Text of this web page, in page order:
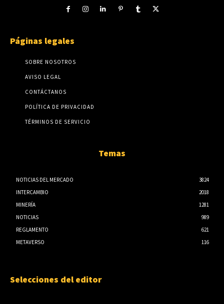
Páginas legales
SOBRE NOSOTROS
AVISO LEGAL
CONTÁCTANOS
POLÍTICA DE PRIVACIDAD
TÉRMINOS DE SERVICIO
Temas
NOTICIAS DEL MERCADO
3824
INTERCAMBIO
2018
MINERÍA
1281
NOTICIAS
989
REGLAMENTO
621
METAVERSO
116
Selecciones del editor